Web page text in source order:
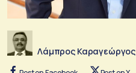
Λάμπρος Καραγεώργος